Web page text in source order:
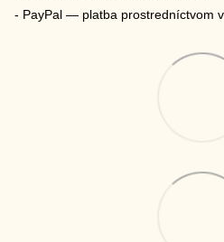
- PayPal — platba prostredníctvom